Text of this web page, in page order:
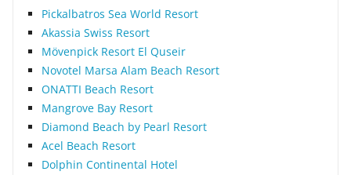
Pickalbatros Sea World Resort
Akassia Swiss Resort
Mövenpick Resort El Quseir
Novotel Marsa Alam Beach Resort
ONATTI Beach Resort
Mangrove Bay Resort
Diamond Beach by Pearl Resort
Acel Beach Resort
Dolphin Continental Hotel